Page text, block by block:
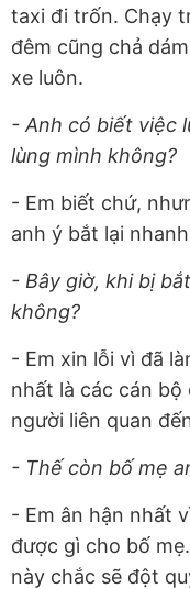
taxi đi trốn. Chạy
đêm cũng chả
xe luôn.
- Anh có biết việc
lùng mình không?
- Em biết chứ,
anh ý bắt lại
- Bây giờ, khi bị
không?
- Em xin lỗi vì đã
nhất là các cán bộ
người liên quan
- Thế còn bố mẹ
- Em ân hận nhất
được gì cho bố
này chắc sẽ đột